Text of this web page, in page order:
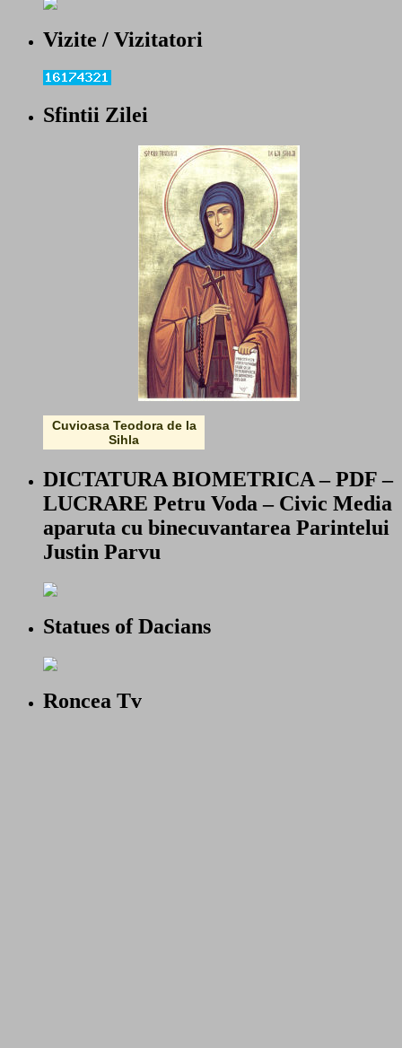
Vizite / Vizitatori
Sfintii Zilei
Cuvioasa Teodora de la
Sihla
DICTATURA BIOMETRICA – PDF –
LUCRARE Petru Voda – Civic Media
aparuta cu binecuvantarea Parintelui
Justin Parvu
Statues of Dacians
Roncea Tv